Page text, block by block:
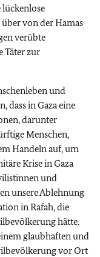
lückenlose
von der Hamas
verübte
Täter zur
und
dass in Gaza eine
darunter
Menschen,
Handeln auf, um
Krise in Gaza
und
unsere Ablehnung
in Rafah, die
hätte.
glaubhaften und
vor Ort